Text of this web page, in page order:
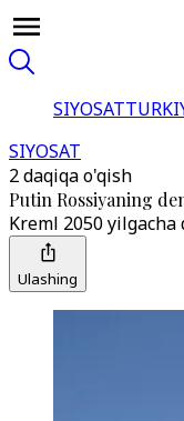
SIYOSAT
SIYOSAT
2 daqiqa o'qish
Putin Rossiyaning
Kreml 2050
Ulashing